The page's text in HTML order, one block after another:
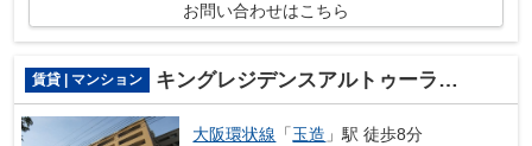
お問い合わせはこちら
賃貸 | マンション キングレジデンスアルトゥーラ上町一丁目
大阪環状線 「玉造 」駅 徒歩8分